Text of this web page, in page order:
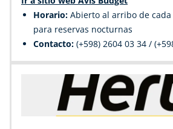
Horario: Abierto al arribo de
para reservas nocturnas
Contacto: (+598) 2604 03 34 /